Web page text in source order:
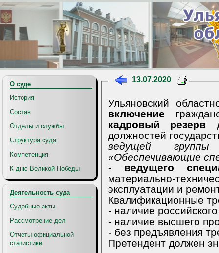
О суде
История
Состав
Отделы и службы
Структура суда
Компетенция
К дню Великой Победы
Деятельность суда
Судебные акты
Рассмотрение дел
Отчеты официальной
статистики
13.07.2020
включение
кадровый резерв
должностей
ведущей группы должностей категории
«Обеспечивающие
- ведущего
материально-
эксплуатации и
- наличие
- наличие высшего
- без предъявления
Претендент